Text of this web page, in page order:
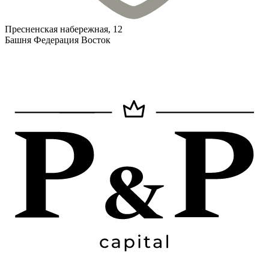
Пресненская набережная, 12
Башня Федерация Восток